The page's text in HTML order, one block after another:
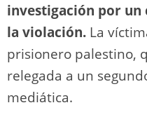
investigación por
la violación. La
prisionero palestino,
relegada a un
mediática.